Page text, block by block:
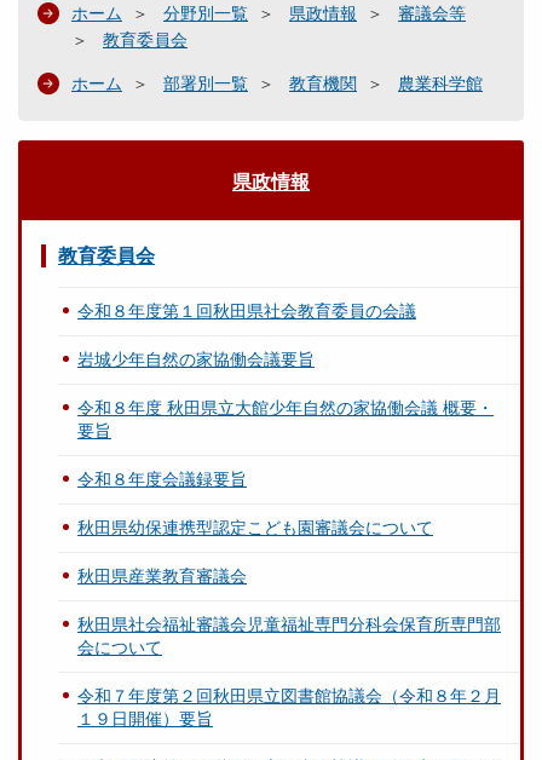
ホーム 分野別一覧 県政情報
審議会等
教育委員会
ホーム 部署別一覧 教育機関 農業科学館
県政情報
教育委員会
令和８年度第１回秋田県社会教育委員の会議
岩城少年自然の家協働会議要旨
令和８年度 秋田県立大館少年自然の家協働会議 概要・
要旨
令和８年度会議録要旨
秋田県幼保連携型認定こども園審議会について
秋田県産業教育審議会
秋田県社会福祉審議会児童福祉専門分科会保育所専門部
会について
令和７年度第２回秋田県立図書館協議会（令和８年２月
１９日開催）要旨